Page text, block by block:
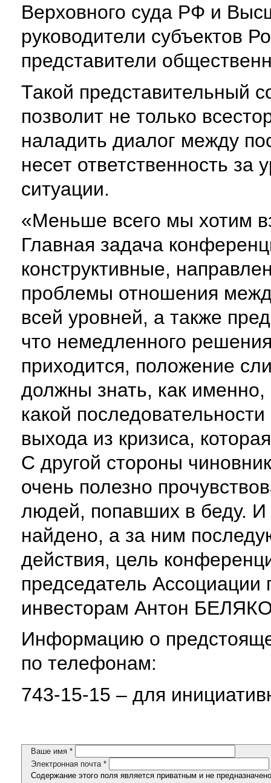
Верховного суда РФ и
руководители субъектов
представители
Такой представительный
позволит не только
наладить диалог между
несет ответственность
ситуации.
«Меньше всего мы хотим
Главная задача
конструктивные,
проблемы отношения
всей уровней, а также
что немедленного
приходится, положение
должны знать, как
какой
выхода из кризиса,
С другой стороны
очень полезно
людей, попавших в беду.
найдено, а за ним
действия, цель
председатель
инвесторам Антон
Информацию о
по телефонам:
743-15-15 – для
Ваше имя *
Электронная почта *
Содержание этого поля является приватным и не